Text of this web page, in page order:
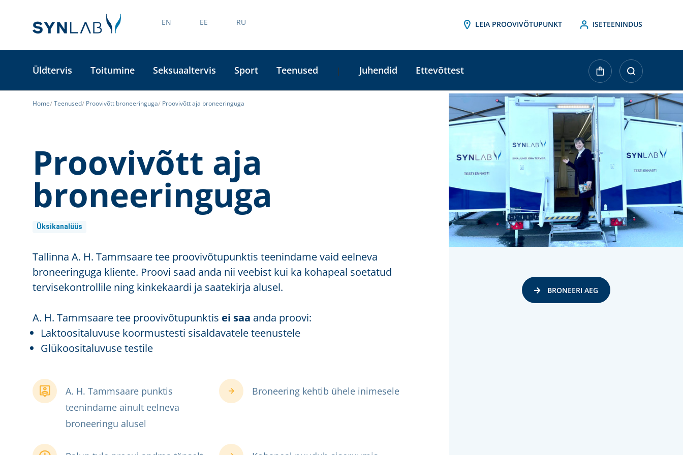
EN EE RU LEIA PROOVIVÕTUPUNKT ISETEENINDUS
Üldtervis Toitumine Seksuaaltervis Sport Teenused | Juhendid Ettevõttest
Home Teenused Proovivõtt broneeringuga Proovivõtt aja broneeringuga
Proovivõtt aja
broneeringuga
Üksikanalüüs
Tallinna A. H. Tammsaare tee proovivõtupunktis teenindame vaid eelneva
broneeringuga kliente. Proovi saad anda nii veebist kui ka kohapeal soetatud
tervisekontrollile ning kinkekaardi ja saatekirja alusel.
A. H. Tammsaare tee proovivõtupunktis ei saa anda proovi:
Laktoositaluvuse koormustesti sisaldavatele teenustele
Glükoositaluvuse testile
A. H. Tammsaare punktis
teenindame ainult eelneva
broneeringu alusel
Broneering kehtib ühele inimesele
Aktueller
BRONEERI AEG